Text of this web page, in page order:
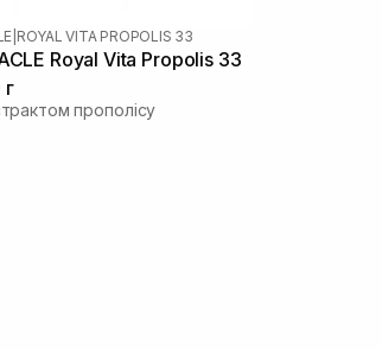
ROYAL VITA PROPOLIS 33
Royal Vita Propolis 33
прополісу